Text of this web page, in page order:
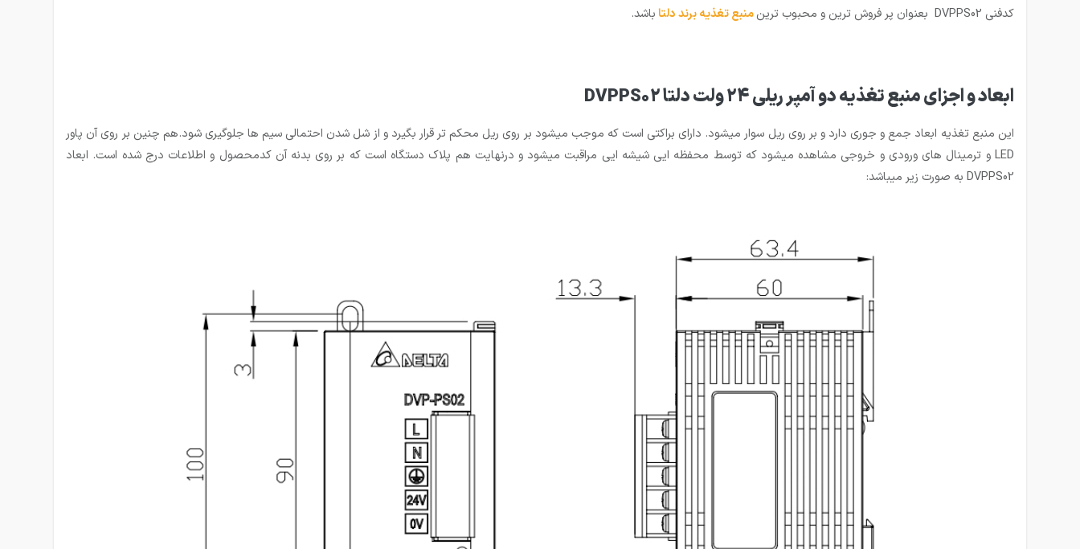
کدفنی DVPPS02 بعنوان پر فروش ترین و محبوب ترین
منبع تغذیه برند دلتاباشد.
ابعاد و اجزای منبع تغذیه دو آمپر ریلی 24 ولت دلتا DVPPS02
این منبع تغذیه ابعاد جمع و جوری دارد و بر روی ریل سوار میشود. دارای براکتی است که موجب میشود بر روی ریل محکم تر قرار بگیرد و از شل شدن احتمالی سیم ها جلوگیری شود.هم چنین بر روی آن پاور
LED و ترمینال های ورودی و خروجی مشاهده میشود که توسط محفظه ایی شیشه ایی مراقبت میشود و درنهایت هم پلاک دستگاه است که بر روی بدنه آن کدمحصول و اطلاعات درج شده است. ابعاد
DVPPS02 به صورت زیر میباشد: